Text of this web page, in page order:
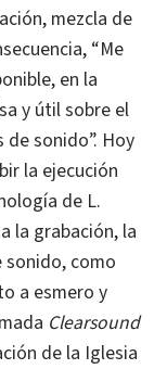
mezcla de
“Me
en la
y útil sobre el
sonido”. Hoy
la ejecución
de L.
la grabación, la
sonido, como
a esmero y
Clearsound
de la Iglesia